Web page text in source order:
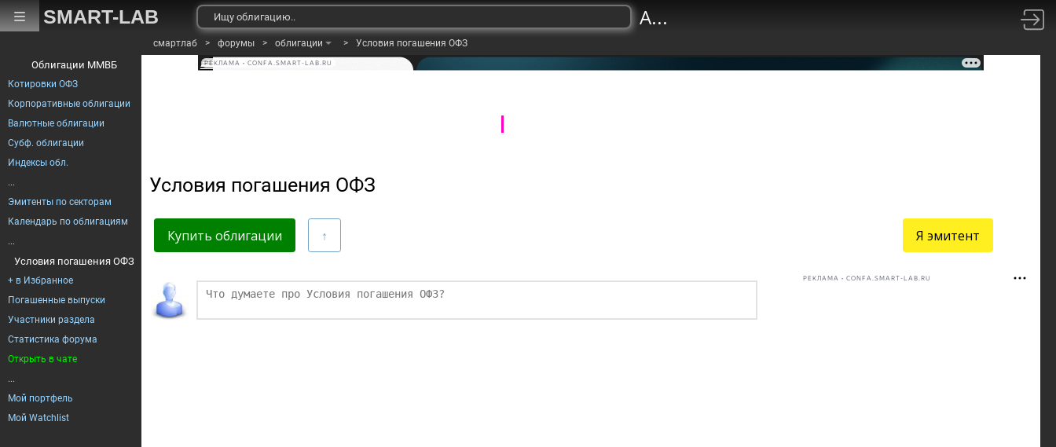
смартлаб > форумы > облигации > Условия погашения ОФЗ
РЕКЛАМА • CONFA.SMART-LAB.RU
Условия погашения ОФЗ
Купить облигации
Финаме
Я эмитент
РЕКЛАМА • CONFA.SMART-LAB.RU
Облигации ММВБ
Котировки ОФЗ
Корпоративные облигации
Валютные облигации
Субф. облигации
Индексы обл.
...
Эмитенты по секторам
Календарь по облигациям
...
Условия погашения ОФЗ
+ в Избранное
Погашенные выпуски
Участники раздела
Статистика форума
Открыть в чате
...
Мой портфель
Мой Watchlist
SMART-LAB A...